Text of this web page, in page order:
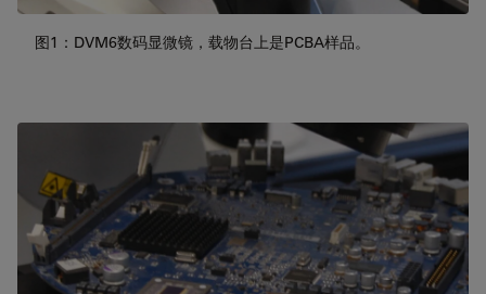
图1：DVM6数码显微镜，载物台上是PCBA样品。